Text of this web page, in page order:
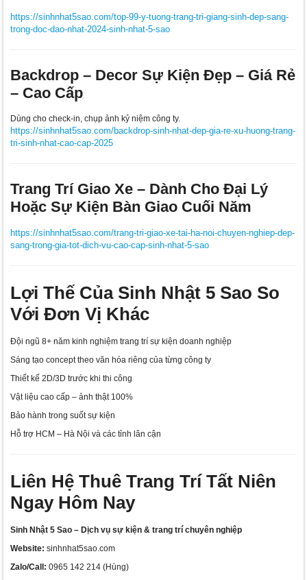
https://sinhnhat5sao.com/top-99-y-tuong-trang-tri-giang-sinh-dep-sang-
trong-doc-dao-nhat-2024-sinh-nhat-5-sao
Backdrop – Decor Sự Kiện Đẹp – Giá Rẻ
– Cao Cấp
Dùng cho check-in, chụp ảnh kỷ niệm công ty.
https://sinhnhat5sao.com/backdrop-sinh-nhat-dep-gia-re-xu-huong-trang-
tri-sinh-nhat-cao-cap-2025
Trang Trí Giao Xe – Dành Cho Đại Lý
Hoặc Sự Kiện Bàn Giao Cuối Năm
https://sinhnhat5sao.com/trang-tri-giao-xe-tai-ha-noi-chuyen-nghiep-dep-
sang-trong-gia-tot-dich-vu-cao-cap-sinh-nhat-5-sao
Lợi Thế Của Sinh Nhật 5 Sao So
Với Đơn Vị Khác
Đội ngũ 8+ năm kinh nghiệm trang trí sự kiện doanh nghiệp
Sáng tạo concept theo văn hóa riêng của từng công ty
Thiết kế 2D/3D trước khi thi công
Vật liệu cao cấp – ảnh thật 100%
Bảo hành trong suốt sự kiện
Hỗ trợ HCM – Hà Nội và các tỉnh lân cận
Liên Hệ Thuê Trang Trí Tất Niên
Ngay Hôm Nay
Sinh Nhật 5 Sao – Dịch vụ sự kiện & trang trí chuyên nghiệp
Website: sinhnhat5sao.com
Zalo/Call: 0965 142 214 (Hùng)